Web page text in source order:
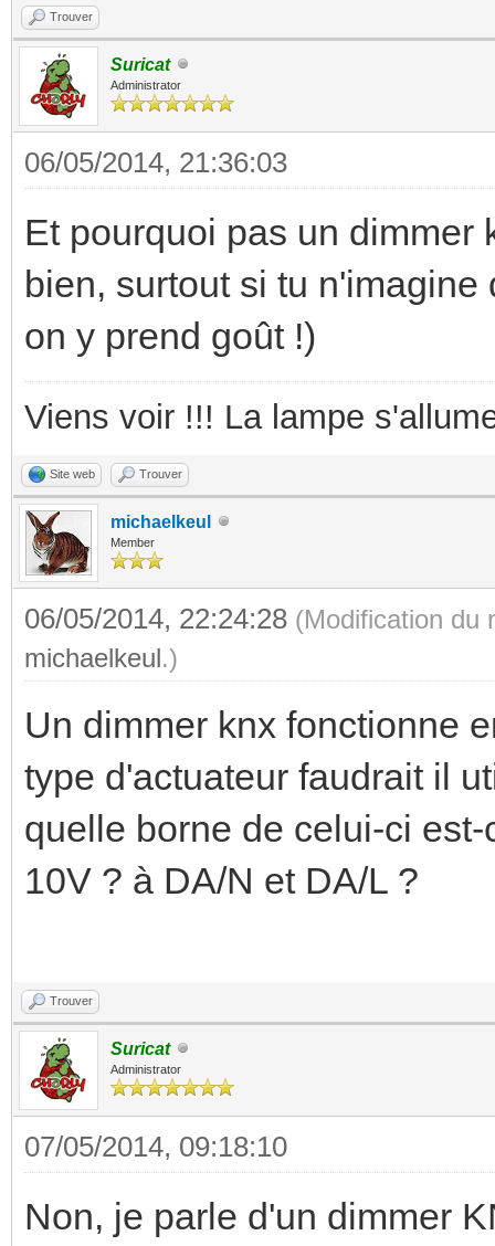
Trouver
Suricat
Administrator
06/05/2014, 21:36:03
Et pourquoi pas un dimmer
bien, surtout si tu
on y prend goût !)
Viens voir !!! La lampe
Site web Trouver
michaelkeul
Member
06/05/2014, 22:24:28 (Modification du
michaelkeul.)
Un dimmer knx fonctionne
type d'actuateur faudrait il
quelle borne de celui-ci
10V ? à DA/N et DA/L ?
Trouver
Suricat
Administrator
07/05/2014, 09:18:10
Non, je parle d'un dimmer